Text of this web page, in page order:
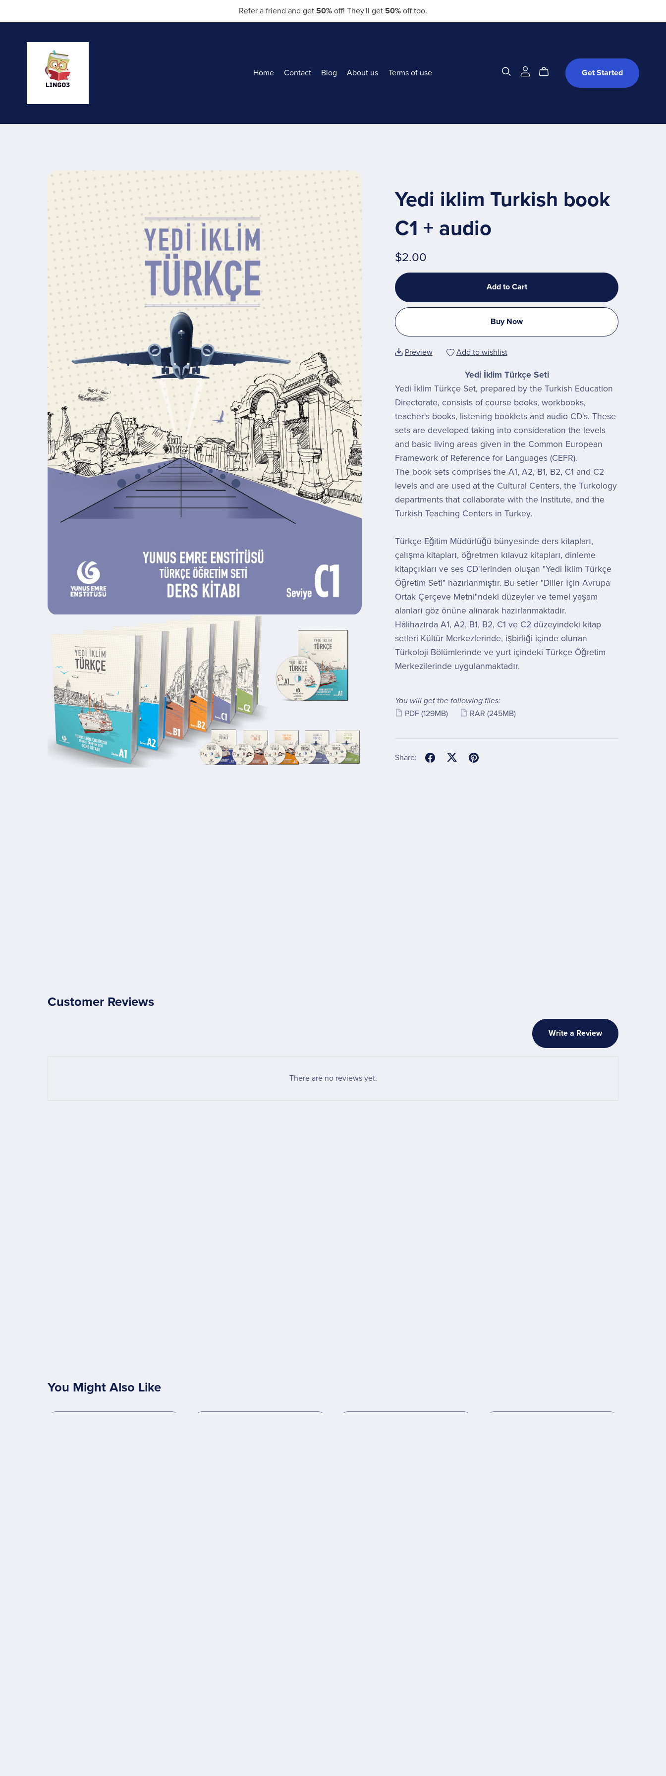
Refer a friend and get 50% off! They'll get 50% off too.
Home Contact Blog About us Terms of use Get Started
Yedi iklim Turkish book
C1 + audio
$2.00
Add to Cart
Buy Now
Preview Add to wishlist
Yedi İklim Türkçe Seti
Yedi İklim Türkçe Set, prepared by the Turkish Education
Directorate, consists of course books, workbooks,
teacher's books, listening booklets and audio CD's. These
sets are developed taking into consideration the levels
and basic living areas given in the Common European
Framework of Reference for Languages (CEFR).
The book sets comprises the A1, A2, B1, B2, C1 and C2
levels and are used at the Cultural Centers, the Turkology
departments that collaborate with the Institute, and the
Turkish Teaching Centers in Turkey.
Türkçe Eğitim Müdürlüğü bünyesinde ders kitapları,
çalışma kitapları, öğretmen kılavuz kitapları, dinleme
kitapçıkları ve ses CD'lerinden oluşan "Yedi İklim Türkçe
Öğretim Seti" hazırlanmıştır. Bu setler "Diller İçin Avrupa
Ortak Çerçeve Metni"ndeki düzeyler ve temel yaşam
alanları göz önüne alınarak hazırlanmaktadır.
Hâlihazırda A1, A2, B1, B2, C1 ve C2 düzeyindeki kitap
setleri Kültür Merkezlerinde, işbirliği içinde olunan
Türkoloji Bölümlerinde ve yurt içindeki Türkçe Öğretim
Merkezilerinde uygulanmaktadır.
You will get the following files:
PDF (129MB) RAR (245MB)
Share:
Customer Reviews
Write a Review
There are no reviews yet.
You Might Also Like